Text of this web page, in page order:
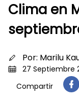
Clima en
Por: Marilu
27 Septiembre
Compartir